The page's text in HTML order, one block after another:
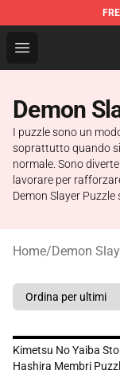
Open menu
Kimetsu no
Demon
I puzzle sono un
soprattutto quando
normale. Sono
lavorare per
Demon Slayer
Home/Demon
Kimetsu No Yaiba
Hashira Membri